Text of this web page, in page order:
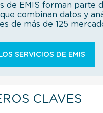
de EMIS forman parte
combinan datos y
de más de 125
SERVICIOS DE EMIS
CLAVES